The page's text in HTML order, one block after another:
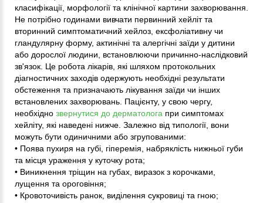
класифікації, морфології та клінічної картини захворювання.
Не потрібно годинами вивчати первинний хейліт та
вторинний симптоматичний хейлоз, ексфоліативну чи
гландулярну форму, актинічні та алергічні заїди у дитини
або дорослої людини, встановлюючи причинно-наслідковий
зв'язок. Це робота лікарів, які шляхом протокольних
діагностичних заходів одержують необхідні результати
обстеження та призначають лікування заїди чи інших
встановлених захворювань. Пацієнту, у свою чергу,
необхідно звернутися до дерматолога при симптомах
хейліту, які наведені нижче. Залежно від типології, вони
можуть бути одиничними або згрупованими:
• Поява пухиря на губі, гіперемія, набряклість нижньої губи
та місця ураження у куточку рота;
• Виникнення тріщин на губах, виразок з корочками,
лущення та ороговіння;
• Кровоточивість ранок, виділення сукровиці та гною;